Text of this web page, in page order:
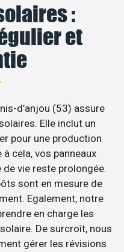
:
et
d’anjou (53) assure
Elle inclut un
pour une production
à cela, vos panneaux
vie reste prolongée.
sont en mesure de
Egalement, notre
en charge les
De surcroît, nous
gérer les révisions